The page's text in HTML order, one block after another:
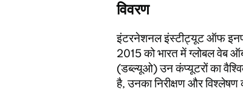
विवरण
इंटरनेशनल इंस्टीट्यूट ऑफ
2015 को भारत में ग्लोबल वेब
(डब्ल्यूओ) उन कंप्यूटरों का
है, उनका निरीक्षण और